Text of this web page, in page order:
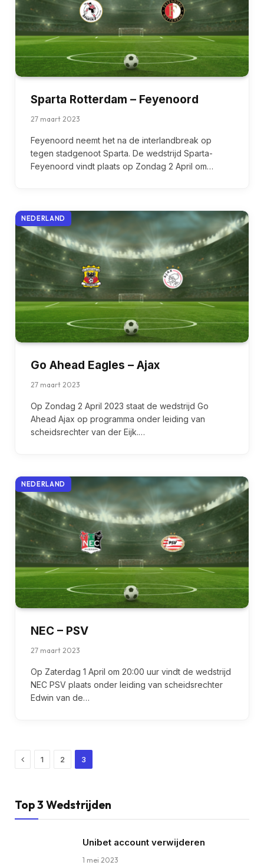
Sparta Rotterdam – Feyenoord
27 maart 2023
Feyenoord neemt het na de interlandbreak op
tegen stadgenoot Sparta. De wedstrijd Sparta-
Feyenoord vindt plaats op Zondag 2 April om…
NEDERLAND
Go Ahead Eagles – Ajax
27 maart 2023
Op Zondag 2 April 2023 staat de wedstrijd Go
Ahead Ajax op programma onder leiding van
scheidsrechter van der Eijk.…
NEDERLAND
NEC – PSV
27 maart 2023
Op Zaterdag 1 April om 20:00 uur vindt de wedstrijd
NEC PSV plaats onder leiding van scheidsrechter
Edwin van de…
Previous
1 2 3
Top 3 Wedstrijden
Unibet account verwijderen
1 mei 2023